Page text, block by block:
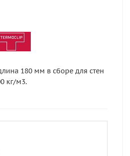
180 мм в сборе для стен
кг/м3.